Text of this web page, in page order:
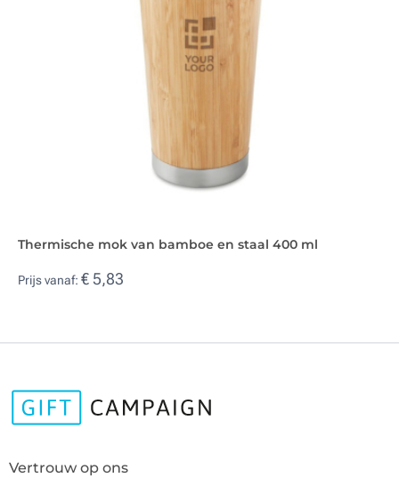
Thermische mok van bamboe en staal 400 ml
Prijs vanaf: € 5,83
Vertrouw op ons